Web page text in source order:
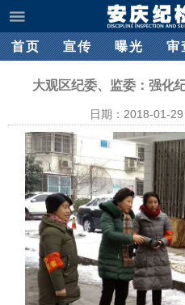
首页 宣传 曝光 审
大观区纪委、监委：强
日期：2018-01-